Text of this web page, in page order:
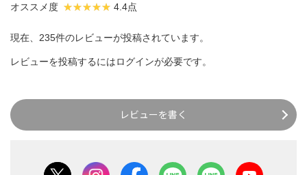
オススメ度 4.4点
現在、235件のレビューが投稿されています。
レビューを投稿するにはログインが必要です。
レビューを書く